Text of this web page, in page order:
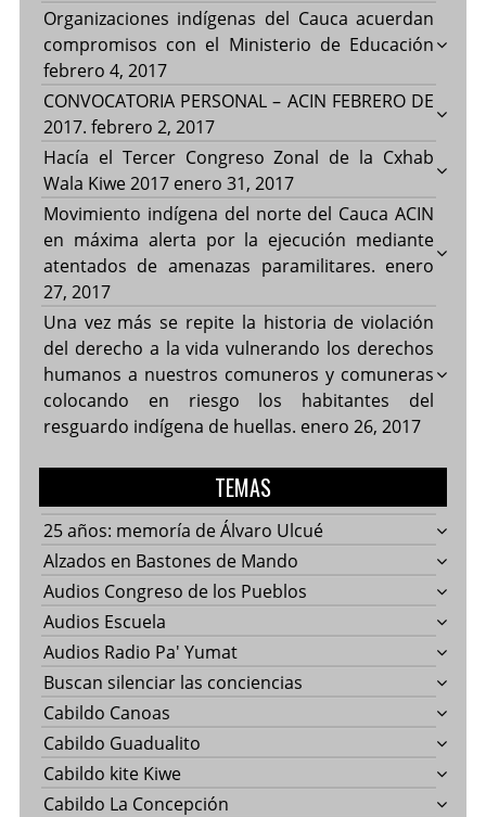
Organizaciones indígenas del Cauca acuerdan
compromisos con el Ministerio de Educación
febrero 4, 2017
CONVOCATORIA PERSONAL – ACIN FEBRERO DE
2017. febrero 2, 2017
Hacía el Tercer Congreso Zonal de la Cxhab
Wala Kiwe 2017 enero 31, 2017
Movimiento indígena del norte del Cauca ACIN
en máxima alerta por la ejecución mediante
atentados de amenazas paramilitares. enero
27, 2017
Una vez más se repite la historia de violación
del derecho a la vida vulnerando los derechos
humanos a nuestros comuneros y comuneras
colocando en riesgo los habitantes del
resguardo indígena de huellas. enero 26, 2017
TEMAS
25 años: memoría de Álvaro Ulcué
Alzados en Bastones de Mando
Audios Congreso de los Pueblos
Audios Escuela
Audios Radio Pa' Yumat
Buscan silenciar las conciencias
Cabildo Canoas
Cabildo Guadualito
Cabildo kite Kiwe
Cabildo La Concepción